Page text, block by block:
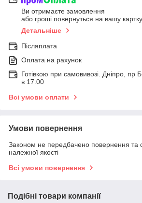
Ви отримаєте замовлення
або гроші повернуться на вашу картку
Детальніше
Післяплата
Оплата на рахунок
Готівкою при самовивозі. Дніпро, пр
в 17:00
Всі умови оплати
Умови повернення
Законом не передбачено повернення та
належної якості
Всі умови повернення
Подібні товари компанії